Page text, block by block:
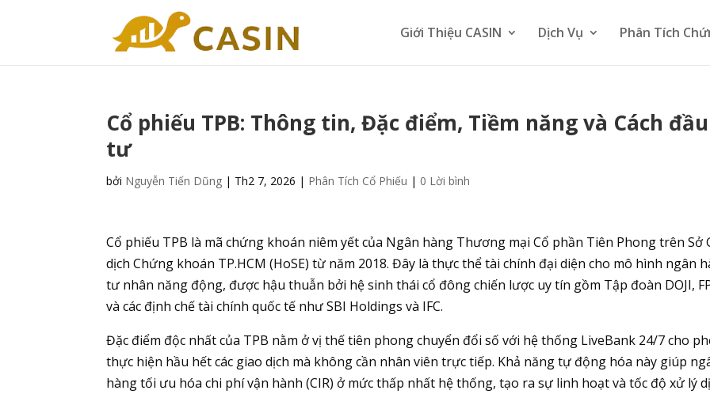
Giới Thiệu CASIN Dịch Vụ Phân Tích
Cổ phiếu TPB: Thông tin, Đặc điểm, Tiềm năng và Cách đầu
tư
bởi Nguyễn Tiến Dũng | Th2 7, 2026 | Phân Tích Cổ Phiếu | 0 Lời bình
Cổ phiếu TPB là mã chứng khoán niêm yết của Ngân hàng Thương mại Cổ phần Tiên Phong trên Sở
dịch Chứng khoán TP.HCM (HoSE) từ năm 2018. Đây là thực thể tài chính đại diện cho mô hình ngân
tư nhân năng động, được hậu thuẫn bởi hệ sinh thái cổ đông chiến lược uy tín gồm Tập đoàn DOJI,
và các định chế tài chính quốc tế như SBI Holdings và IFC.
Đặc điểm độc nhất của TPB nằm ở vị thế tiên phong chuyển đổi số với hệ thống LiveBank 24/7 cho
thực hiện hầu hết các giao dịch mà không cần nhân viên trực tiếp. Khả năng tự động hóa này giúp
hàng tối ưu hóa chi phí vận hành (CIR) ở mức thấp nhất hệ thống, tạo ra sự linh hoạt và tốc độ xử lý